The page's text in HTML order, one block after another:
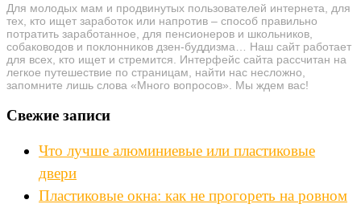
Для молодых мам и продвинутых пользователей интернета, для
тех, кто ищет заработок или напротив – способ правильно
потратить заработанное, для пенсионеров и школьников,
собаководов и поклонников дзен-буддизма… Наш сайт работает
для всех, кто ищет и стремится. Интерфейс сайта рассчитан на
легкое путешествие по страницам, найти нас несложно,
запомните лишь слова «Много вопросов». Мы ждем вас!
Свежие записи
Что лучше алюминиевые или пластиковые
двери
Пластиковые окна: как не прогореть на ровном